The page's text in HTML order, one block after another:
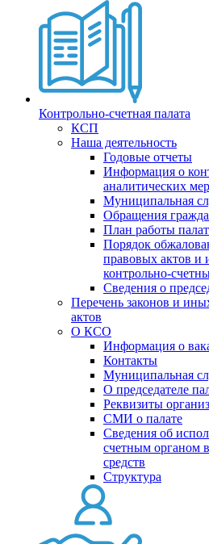
Контрольно-счетная палата
КСП
Наша деятельность
Годовые отчеты
Информация о
аналитических
Муниципальная
Обращения
План работы
Порядок
правовых актов
контрольно-
Сведения о
Перечень законов и
актов
О КСО
Информация о
Контакты
Муниципальная
О председателе
Реквизиты
СМИ о палате
Сведения об
счетным органом
средств
Структура